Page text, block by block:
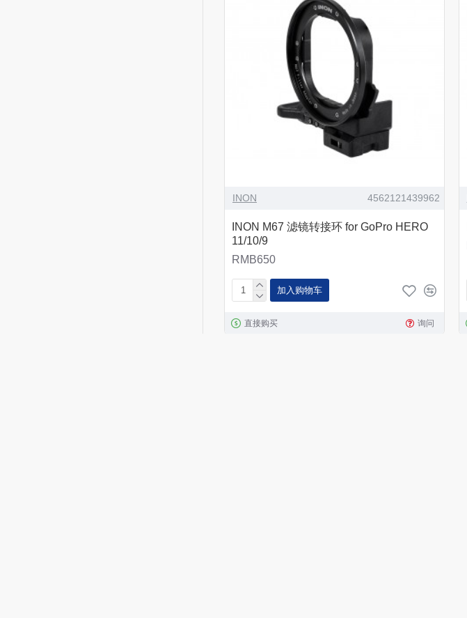
INON 4562121439962
INON M67 滤镜转接环 for GoPro HERO
11/10/9
RMB650
加入购物车
直接购买 询问